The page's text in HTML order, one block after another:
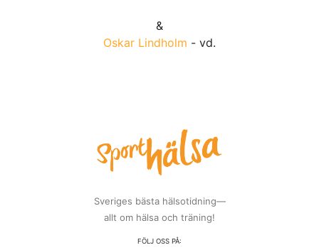
&
Oskar Lindholm - vd.
Sveriges bästa hälsotidning—
allt om hälsa och träning!
FÖLJ OSS PÅ: